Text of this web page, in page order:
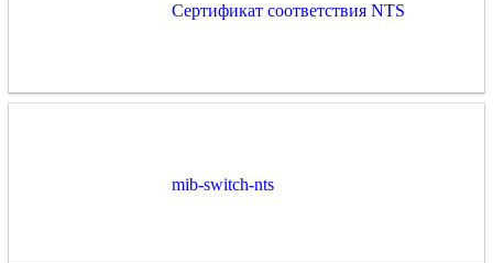
Cертификат соответствия NTS
mib-switch-nts